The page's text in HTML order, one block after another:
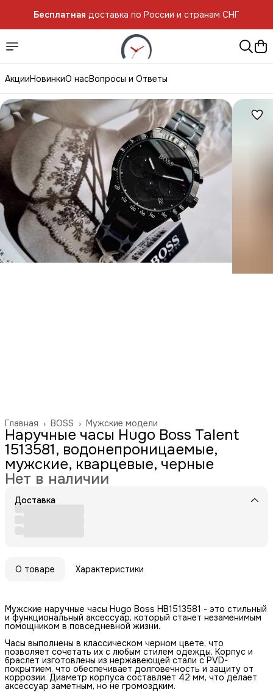
Бесплатная доставка по России и странам СНГ
АкцииНовинкиО насВопросы и Ответы
Мужские модели
BOSS ›
Главная ›
Наручные часы Hugo Boss Talent
1513581, водонепроницаемые,
мужские, кварцевые, черные
Нет в наличии
Доставка
О товаре Характеристики
Мужские наручные часы Hugo Boss HB1513581 - это стильный
и функциональный аксессуар, который станет незаменимым
помощником в повседневной жизни.
Часы выполнены в классическом черном цвете, что
позволяет сочетать их с любым стилем одежды. Корпус и
браслет изготовлены из нержавеющей стали с PVD-
покрытием, что обеспечивает долговечность и защиту от
коррозии. Диаметр корпуса составляет 42 мм, что делает
аксессуар заметным, но не громоздким.